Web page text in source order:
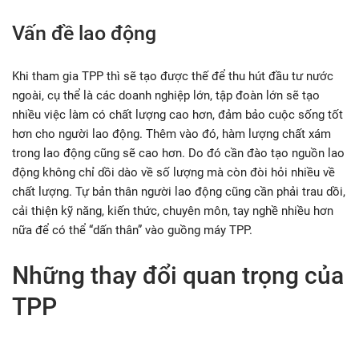
Vấn đề lao động
Khi tham gia TPP thì sẽ tạo được thế để thu hút đầu tư nước
ngoài, cụ thể là các doanh nghiệp lớn, tập đoàn lớn sẽ tạo
nhiều việc làm có chất lượng cao hơn, đảm bảo cuộc sống tốt
hơn cho người lao động. Thêm vào đó, hàm lượng chất xám
trong lao động cũng sẽ cao hơn. Do đó cần đào tạo nguồn lao
động không chỉ dồi dào về số lượng mà còn đòi hỏi nhiều về
chất lượng. Tự bản thân người lao động cũng cần phải trau dồi,
cải thiện kỹ năng, kiến thức, chuyên môn, tay nghề nhiều hơn
nữa để có thể “dấn thân” vào guồng máy TPP.
Những thay đổi quan trọng của
TPP